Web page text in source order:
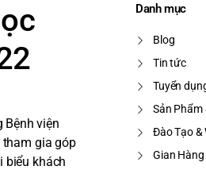
Bệnh viện
tham gia góp
biểu khách
Danh mục
Blog
Tin tức
Tuyển
Sản Phẩm
Đào Tạo &
Gian Hàng